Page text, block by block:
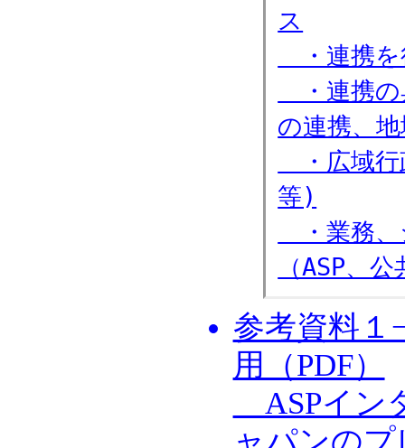
ス
・連携を
・連携の
の連携、
・広域行
等)
・業務、
（ASP、
参考資料
用（PDF）
ASPイン